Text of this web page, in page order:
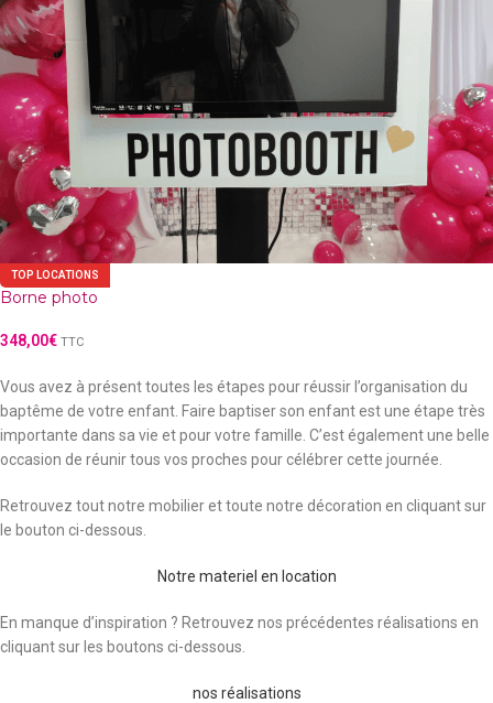
TOP LOCATIONS
Borne photo
348,00€ TTC
Vous avez à présent toutes les étapes pour réussir l’organisation du
baptême de votre enfant. Faire baptiser son enfant est une étape très
importante dans sa vie et pour votre famille. C’est également une belle
occasion de réunir tous vos proches pour célébrer cette journée.
Retrouvez tout notre mobilier et toute notre décoration en cliquant sur
le bouton ci-dessous.
Notre materiel en location
En manque d’inspiration ? Retrouvez nos précédentes réalisations en
cliquant sur les boutons ci-dessous.
nos réalisations